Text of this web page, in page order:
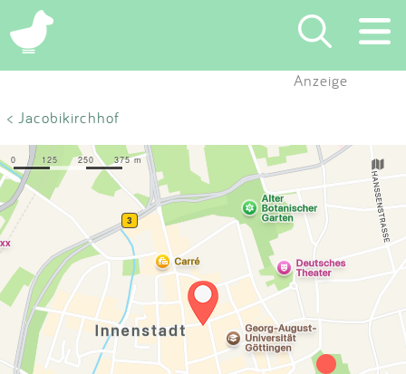
×
Eintragen
App
Blog
Partner
Kontakt
Anzeige
< Jacobikirchhof